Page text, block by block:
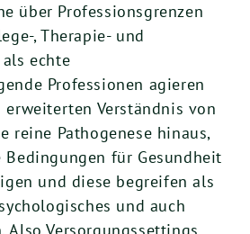
über Professionsgrenzen
, Therapie- und
echte
Professionen agieren
Verständnis von
reine Pathogenese hinaus,
für Gesundheit
und diese begreifen als
und auch